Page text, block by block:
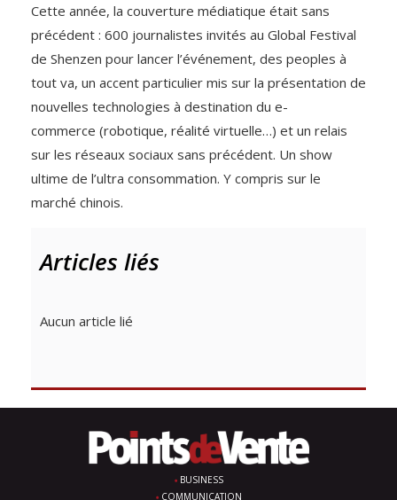
Cette année, la couverture médiatique était sans
précédent : 600 journalistes invités au Global Festival
de Shenzen pour lancer l’événement, des peoples à
tout va, un accent particulier mis sur la présentation de
nouvelles technologies à destination du e-
commerce (robotique, réalité virtuelle…) et un relais
sur les réseaux sociaux sans précédent. Un show
ultime de l’ultra consommation. Y compris sur le
marché chinois.
Articles liés
Aucun article lié
BUSINESS
COMMUNICATION